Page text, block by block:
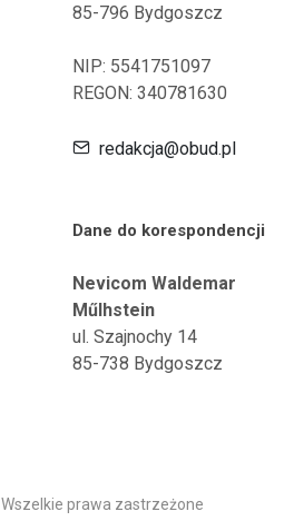
85-796 Bydgoszcz
NIP: 5541751097
REGON: 340781630
redakcja@obud.pl
Dane do korespondencji
Nevicom Waldemar
Műlhstein
ul. Szajnochy 14
85-738 Bydgoszcz
Wszelkie prawa zastrzeżone